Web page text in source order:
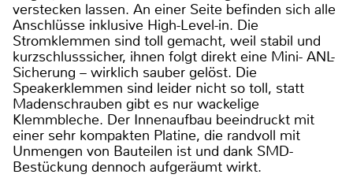
verstecken lassen. An einer Seite befinden sich alle
Anschlüsse inklusive High-Level-in. Die
Stromklemmen sind toll gemacht, weil stabil und
kurzschlusssicher, ihnen folgt direkt eine Mini- ANL-
Sicherung – wirklich sauber gelöst. Die
Speakerklemmen sind leider nicht so toll, statt
Madenschrauben gibt es nur wackelige
Klemmbleche. Der Innenaufbau beeindruckt mit
einer sehr kompakten Platine, die randvoll mit
Unmengen von Bauteilen ist und dank SMD-
Bestückung dennoch aufgeräumt wirkt.